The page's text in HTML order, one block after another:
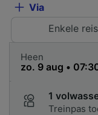
Via
Enkele reis
Heen
1
Treinpas